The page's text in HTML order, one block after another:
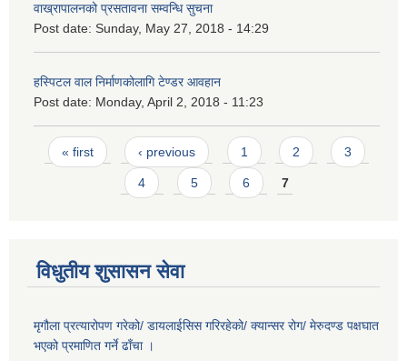
वाख्रापालनको प्रसतावना सम्वन्धि सुचना
Post date: Sunday, May 27, 2018 - 14:29
हस्पिटल वाल निर्माणकोलागि टेण्डर आवहान
Post date: Monday, April 2, 2018 - 11:23
Pages
« first ‹ previous 1 2 3
4 5 6 7
विधुतीय शुसासन सेवा
मृगौला प्रत्यारोपण गरेको/ डायलाईसिस गरिरहेको/ क्यान्सर रोग/ मेरुदण्ड पक्षघात
भएको प्रमाणित गर्ने ढाँचा ।